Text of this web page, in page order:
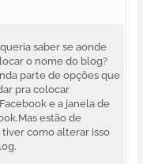
saber se aonde
o nome do blog?
parte de opções que
pra colocar
e a janela de
estão de
como alterar isso